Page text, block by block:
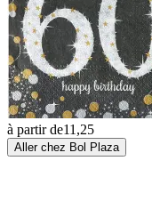
à partir de11,25
Aller chez Bol Plaza